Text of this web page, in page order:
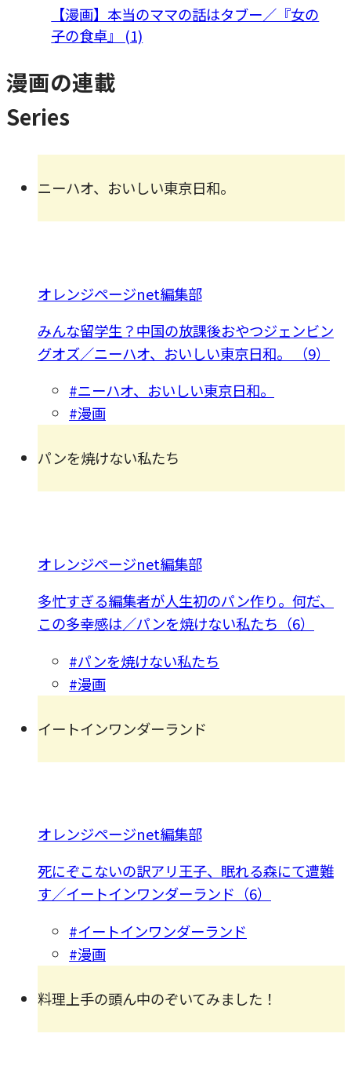
【漫画】本当のママの話はタブー／『女の
子の食卓』 (1)
漫画の連載
Series
ニーハオ、おいしい東京日和。
オレンジページnet編集部
みんな留学生？中国の放課後おやつジェンビン
グオズ／ニーハオ、おいしい東京日和。 （9）
#ニーハオ、おいしい東京日和。
#漫画
パンを焼けない私たち
オレンジページnet編集部
多忙すぎる編集者が人生初のパン作り。何だ、
この多幸感は／パンを焼けない私たち（6）
#パンを焼けない私たち
#漫画
イートインワンダーランド
オレンジページnet編集部
死にぞこないの訳アリ王子、眠れる森にて遭難
す／イートインワンダーランド（6）
#イートインワンダーランド
#漫画
料理上手の頭ん中のぞいてみました！